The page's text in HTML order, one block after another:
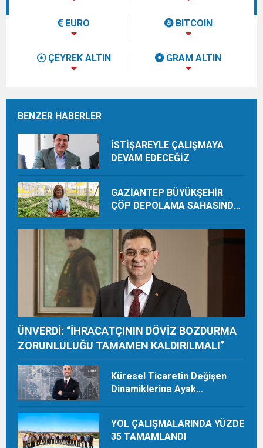
EURO BITCOIN
ÇEYREK ALTIN GRAM ALTIN
BENZER HABERLER
İSTİŞAREYLE ÇALIŞMAYA
DEVAM EDECEĞİZ
GAZİANTEP BÜYÜKŞEHİR
ÇÖP DEPOLAMA SAHASINDA
TON HASAT YAPIYOR
ÜNVERDİ: “İHRACATÇININ DÖVİZ BOZDURMA
ZORUNLULUĞU TAMAMEN KALDIRILMALI”
Küresel Ticaretin Değişen
Dinamiklerine Ayak
YOL ÇALIŞMALARINDA YÜZDE
35 TAMAMLANDI